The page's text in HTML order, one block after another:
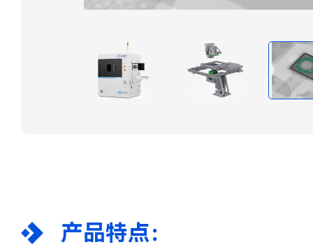
产品特点：